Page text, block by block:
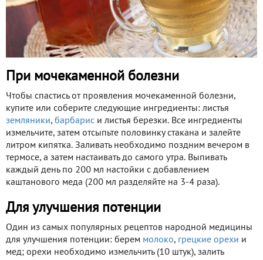
При мочекаменной болезни
Чтобы спастись от проявления мочекаменной болезни,
купите или соберите следующие ингредиенты: листья
земляники, барбарис и листья березки. Все ингредиенты
измельчите, затем отсыпьте половинку стакана и залейте
литром кипятка. Заливать необходимо поздним вечером в
термосе, а затем настаивать до самого утра. Выпивать
каждый день по 200 мл настойки с добавлением
каштанового меда (200 мл разделяйте на 3-4 раза).
Для улучшения потенции
Один из самых популярных рецептов народной медицины
для улучшения потенции: берем молоко, грецкие орехи и
мед; орехи необходимо измельчить (10 штук), залить